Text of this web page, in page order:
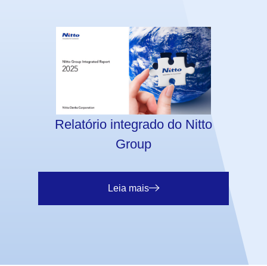
Relatório integrado do Nitto
Group
Leia mais